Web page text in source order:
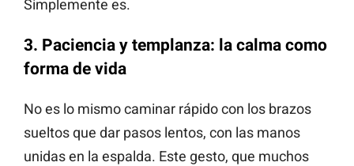
Simplemente es.
3. Paciencia y templanza: la calma como
forma de vida
No es lo mismo caminar rápido con los brazos
sueltos que dar pasos lentos, con las manos
unidas en la espalda. Este gesto, que muchos